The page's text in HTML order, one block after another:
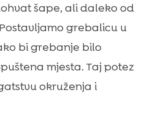
šape, ali daleko od
grebalicu u
bi grebanje bilo
mjesta. Taj potez
okruženja i